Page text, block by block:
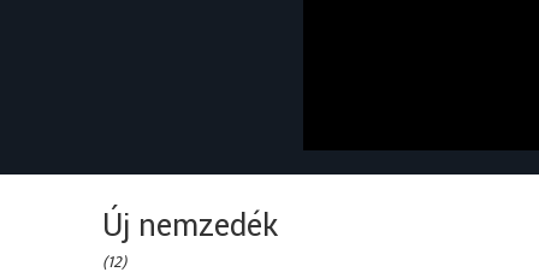
Új nemzedék
(12)